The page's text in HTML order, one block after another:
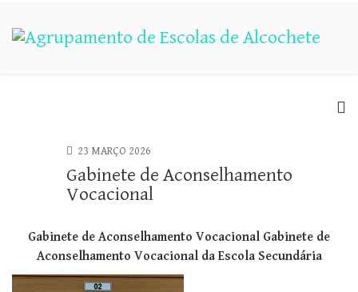
23 MARÇO 2026
Gabinete de Aconselhamento
Vocacional
Gabinete de Aconselhamento Vocacional Gabinete de
Aconselhamento Vocacional da Escola Secundária